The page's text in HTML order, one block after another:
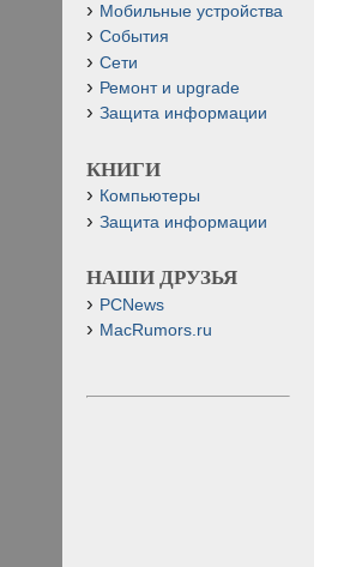
Мобильные устройства
События
Сети
Ремонт и upgrade
Защита информации
КНИГИ
Компьютеры
Защита информации
НАШИ ДРУЗЬЯ
PCNews
MacRumors.ru